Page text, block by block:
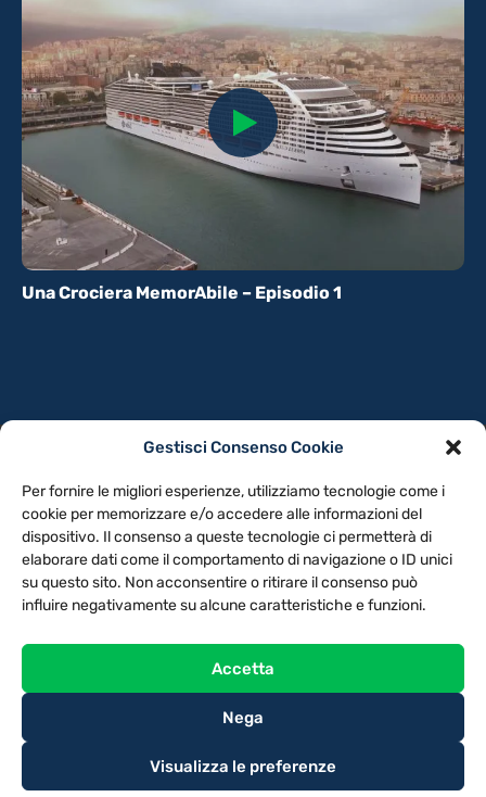
Gestisci Consenso Cookie
Per fornire le migliori esperienze, utilizziamo tecnologie come i
cookie per memorizzare e/o accedere alle informazioni del
dispositivo. Il consenso a queste tecnologie ci permetterà di
elaborare dati come il comportamento di navigazione o ID unici
su questo sito. Non acconsentire o ritirare il consenso può
influire negativamente su alcune caratteristiche e funzioni.
Accetta
Nega
Visualizza le preferenze
Una Crociera MemorAbile – Episodio 1
NOTE LEGALI
CONTATTACI PREFERENZE
TV LIBERA S.P.A.
Via Monteleonese 95/21 – 51100 Pistoia (PT)
Tel. 0573.9136 / Fax 0573.913615